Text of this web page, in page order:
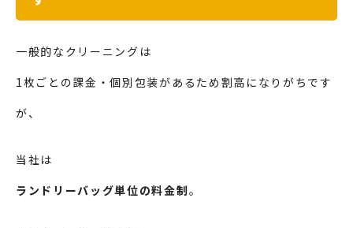
一般的なクリーニングは
1枚ごとの課金・個別包装があるため割高になりがちです
が、
当社は
ランドリーバッグ単位の料金制。